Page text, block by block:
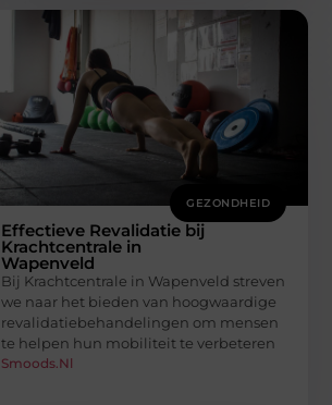
GEZONDHEID
Effectieve Revalidatie bij
Krachtcentrale in
Wapenveld
Bij Krachtcentrale in Wapenveld streven
we naar het bieden van hoogwaardige
revalidatiebehandelingen om mensen
te helpen hun mobiliteit te verbeteren
Smoods.nl